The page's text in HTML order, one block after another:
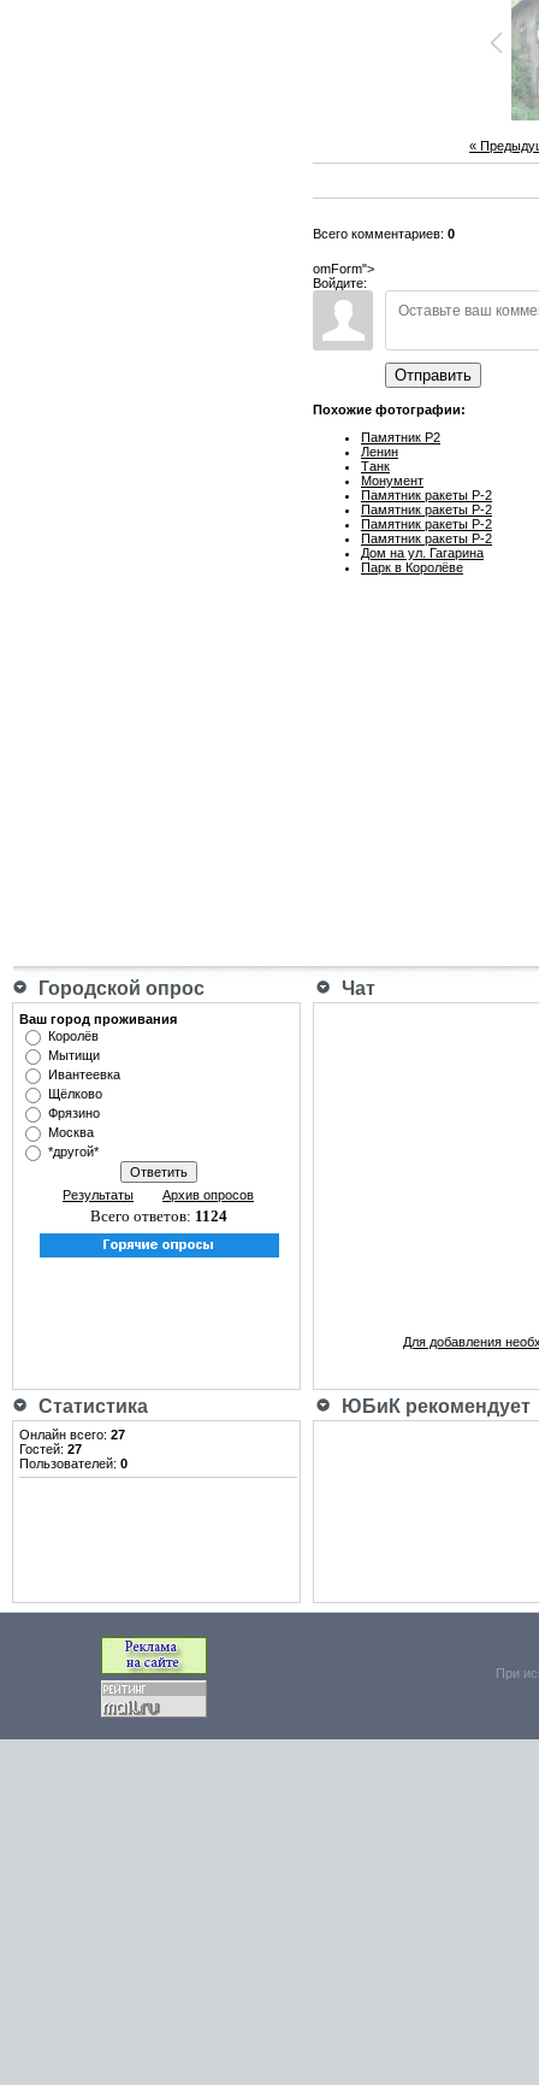
«
Всего комментариев: 0
omForm">
Войдите:
Отправить
Похожие фотографии:
Памятник Р2
Ленин
Танк
Монумент
Памятник ракеты Р-2
Памятник ракеты Р-2
Памятник ракеты Р-2
Памятник ракеты Р-2
Дом на ул. Гагарина
Парк в Королёве
Городской опрос Чат
Ваш город проживания
Королёв
Мытищи
Ивантеевка
Щёлково
Фрязино
Москва
*другой*
Результаты Архив опросов
Всего ответов: 1124
Для добавления
Статистика ЮБиК рекомендует
Онлайн всего: 27
Гостей: 27
Пользователей: 0
При